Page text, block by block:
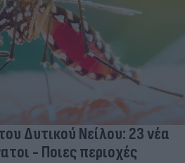
Δυτικού Νείλου: 23 νέα
- Ποιες περιοχές